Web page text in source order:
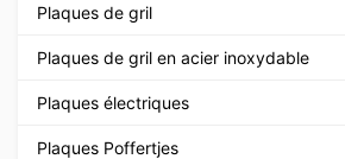
Plaques de gril
Plaques de gril en acier inoxydable
Plaques électriques
Plaques Poffertjes